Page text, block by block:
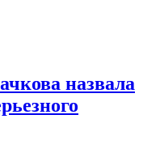
назвала